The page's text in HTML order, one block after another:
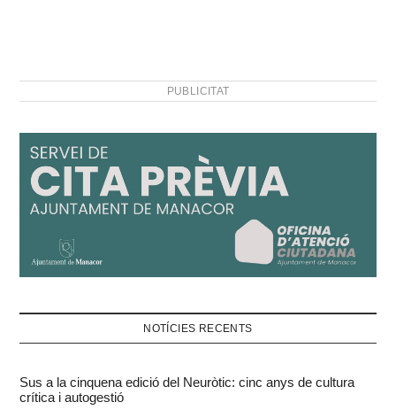
PUBLICITAT
NOTÍCIES RECENTS
Sus a la cinquena edició del Neuròtic: cinc anys de cultura
crítica i autogestió